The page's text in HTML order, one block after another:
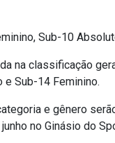
Sub-10
na classificação
e Sub-14 Feminino.
e gênero
no Ginásio do